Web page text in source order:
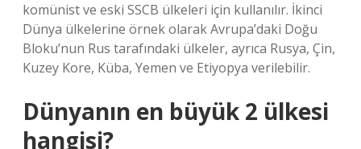
komünist ve eski SSCB ülkeleri için kullanılır. İkinci
Dünya ülkelerine örnek olarak Avrupa’daki Doğu
Bloku’nun Rus tarafındaki ülkeler, ayrıca Rusya, Çin,
Kuzey Kore, Küba, Yemen ve Etiyopya verilebilir.
Dünyanın en büyük 2 ülkesi
hangisi?